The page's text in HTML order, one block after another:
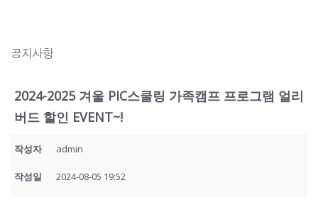
공지사항
2024-2025 겨울 PIC스쿨링 가족캠프 프로그램 얼리
버드 할인 EVENT~!
작성자 admin
작성일 2024-08-05 19:52